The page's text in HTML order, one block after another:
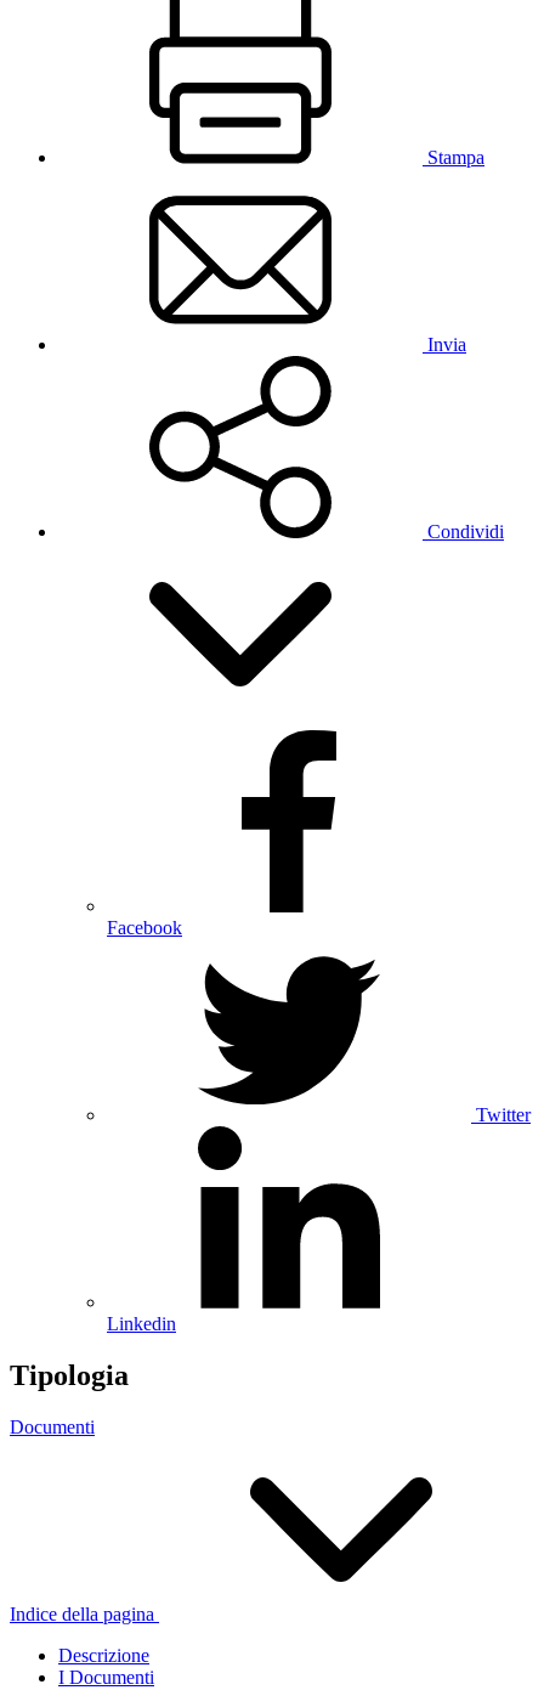
Stampa
Invia
Condividi
Facebook
Twitter
Linkedin
Tipologia
Documenti
Indice della pagina
Descrizione
I Documenti